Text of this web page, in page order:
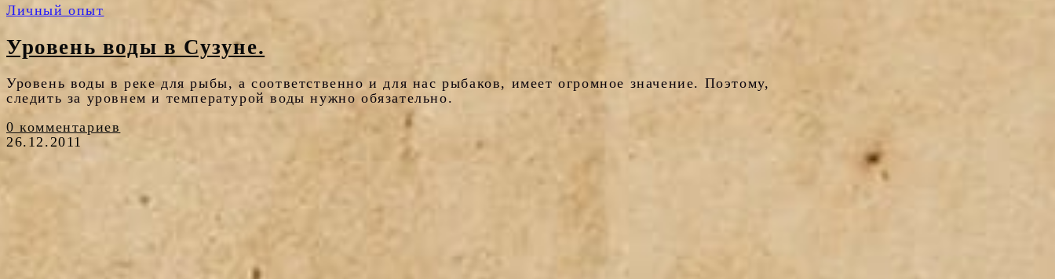
Личный опыт
Уровень воды в Сузуне.
Уровень воды в реке для рыбы, а соответственно и для нас рыбаков, имеет огромное значение. Поэтому,
следить за уровнем и температурой воды нужно обязательно.
0 комментариев
26.12.2011